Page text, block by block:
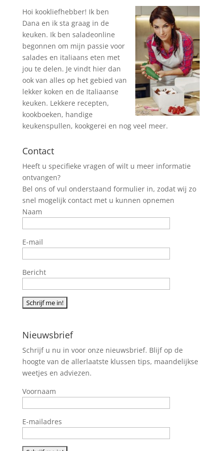
Hoi kookliefhebber! Ik ben
Dana en ik sta graag in de
keuken. Ik ben saladeonline
begonnen om mijn passie voor
salades en italiaans eten met
jou te delen. Je vindt hier dan
ook van alles op het gebied van
lekker koken en de Italiaanse
keuken. Lekkere recepten,
kookboeken, handige
keukenspullen, kookgerei en nog veel meer.
Contact
Heeft u specifieke vragen of wilt u meer informatie
ontvangen?
Bel ons of vul onderstaand formulier in, zodat wij zo
snel mogelijk contact met u kunnen opnemen
Naam
E-mail
Bericht
Nieuwsbrief
Schrijf u nu in voor onze nieuwsbrief. Blijf op de
hoogte van de allerlaatste klussen tips, maandelijkse
weetjes en adviezen.
Voornaam
E-mailadres